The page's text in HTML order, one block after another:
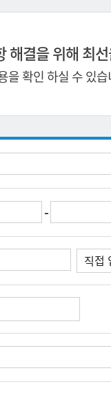
해결을 위해 최
을 확인 하실 수 있
-